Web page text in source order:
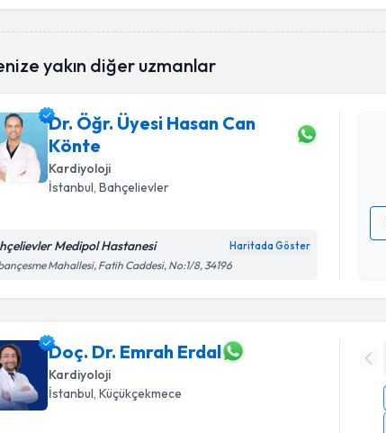
yakın diğer uzmanlar
Dr. Öğr. Üyesi Hasan Can
Könte
Kardiyoloji
İstanbul, Bahçelievler
Medipol Hastanesi Haritada Göster
Mahallesi, Fatih Caddesi, No:1/8, 34196
Dr.
Doç. Dr. Emrah Erdal
Kardiyoloji
İstanbul, Küçükçekmece